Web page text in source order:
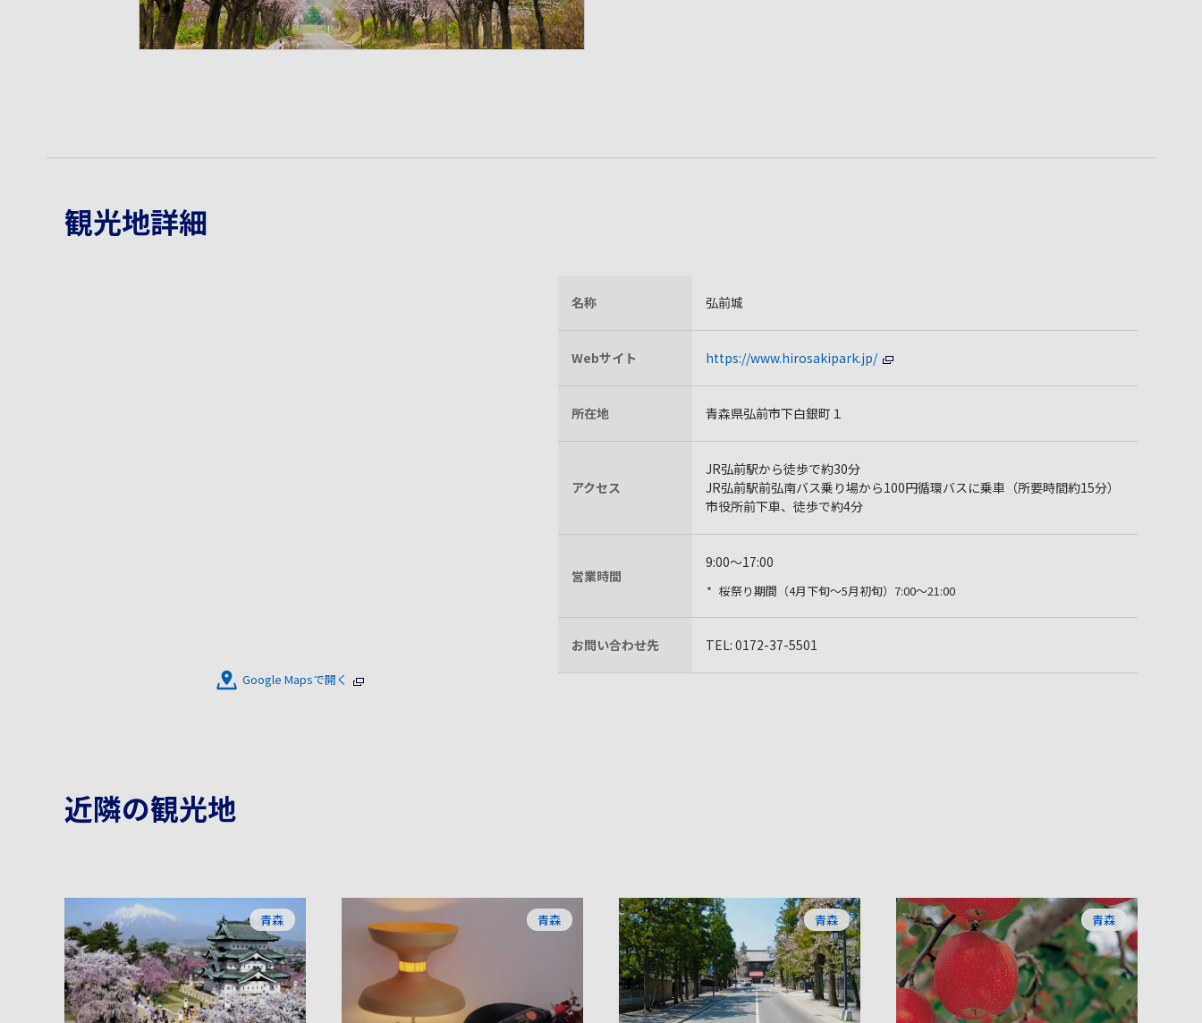
観光地詳細
Google Mapsで開く
名称 弘前城
Webサイト https://www.hirosakipark.jp/
所在地 青森県弘前市下白銀町１
アクセス
JR弘前駅から徒歩で約30分
JR弘前駅前弘南バス乗り場から100円循環バスに乗車（所要時間約15分）
市役所前下車、徒歩で約4分
営業時間
9:00～17:00
桜祭り期間（4月下旬～5月初旬）7:00～21:00
お問い合わせ先 TEL: 0172-37-5501
近隣の観光地
青森 青森 青森 青森